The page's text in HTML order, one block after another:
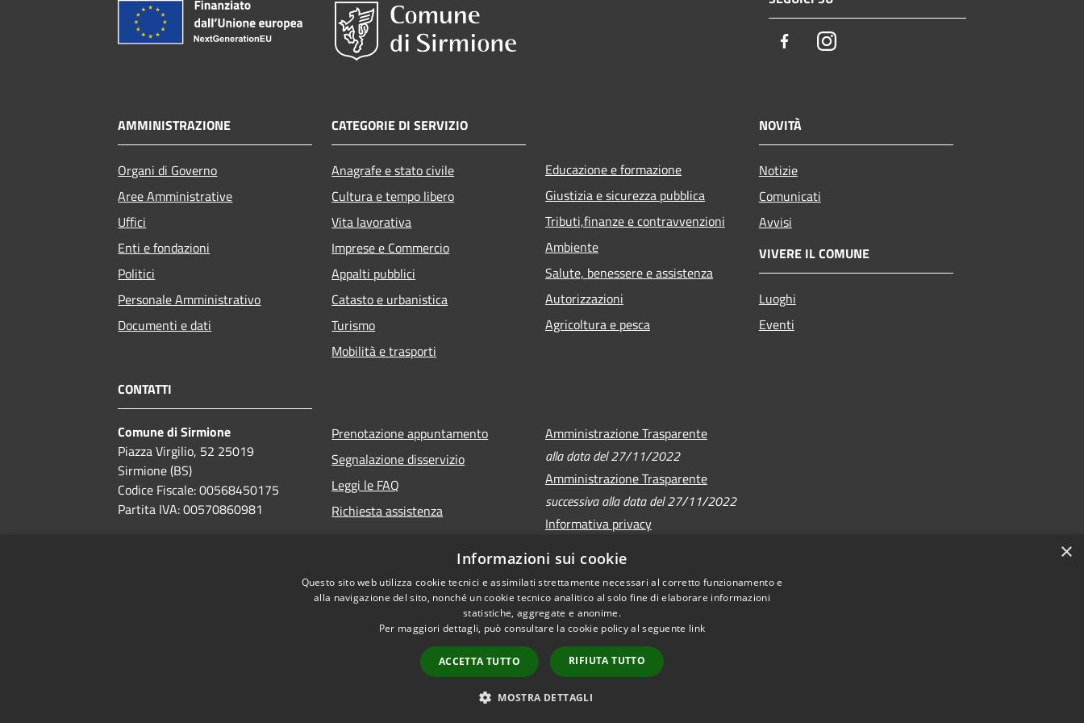
FacebookInstagram
AMMINISTRAZIONE
Organi di Governo
Aree Amministrative
Uffici
Enti e fondazioni
Politici
Personale Amministrativo
Documenti e dati
CATEGORIE DI SERVIZIO
Anagrafe e stato civile
Cultura e tempo libero
Vita lavorativa
Imprese e Commercio
Appalti pubblici
Catasto e urbanistica
Turismo
Mobilità e trasporti
Educazione e formazione
Giustizia e sicurezza pubblica
Tributi,finanze e contravvenzioni
Ambiente
Salute, benessere e assistenza
Autorizzazioni
Agricoltura e pesca
NOVITÀ
Notizie
Comunicati
Avvisi
VIVERE IL COMUNE
Luoghi
Eventi
CONTATTI
Comune di Sirmione
Piazza Virgilio, 52 25019
Sirmione (BS)
Codice Fiscale: 00568450175
Partita IVA: 00570860981
Prenotazione appuntamento
Segnalazione disservizio
Leggi le FAQ
Richiesta assistenza
Amministrazione Trasparente
alla data del 27/11/2022
Amministrazione Trasparente
successiva alla data del 27/11/2022
Informativa privacy
Note legali
Dichiarazione di accessibilità
Mappa del sito
Copyright © 2026 • Comune di Sirmione • Powered by
×
Informazioni sui cookie
Questo sito web utilizza cookie tecnici e assimilati strettamente necessari al corretto funzionamento e
alla navigazione del sito, nonché un cookie tecnico analitico al solo fine di elaborare informazioni
statistiche, aggregate e anonime.
Per maggiori dettagli, può consultare la cookie policy al seguente link
ACCETTA TUTTO RIFIUTA TUTTO
MOSTRA DETTAGLI